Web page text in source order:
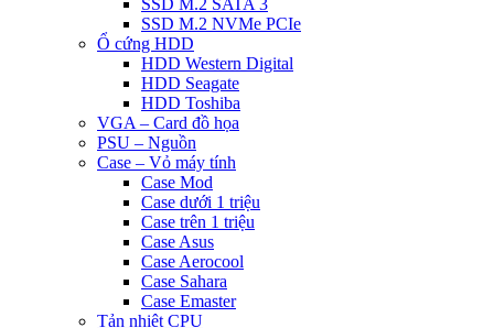
SSD M.2 SATA 3
SSD M.2 NVMe PCIe
Ổ cứng HDD
HDD Western Digital
HDD Seagate
HDD Toshiba
VGA – Card đồ họa
PSU – Nguồn
Case – Vỏ máy tính
Case Mod
Case dưới 1 triệu
Case trên 1 triệu
Case Asus
Case Aerocool
Case Sahara
Case Emaster
Tản nhiệt CPU